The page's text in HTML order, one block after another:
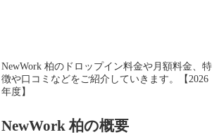
NewWork 柏のドロップイン料金や月額料金、特
徴や口コミなどをご紹介していきます。【2026
年度】
NewWork 柏の概要